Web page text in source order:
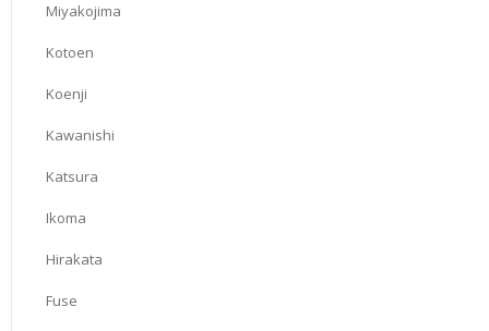
Miyakojima
Kotoen
Koenji
Kawanishi
Katsura
Ikoma
Hirakata
Fuse